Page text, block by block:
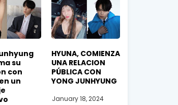
su
con
un
HYUNA, COMIENZA
UNA RELACION
PÚBLICA CON
YONG JUNHYUNG
January 18, 2024